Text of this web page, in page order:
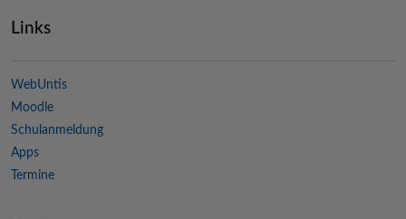
Links
WebUntis
Moodle
Schulanmeldung
Apps
Termine